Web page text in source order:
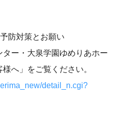
防対策とお願い
ター・大泉学園ゆめりあホー
へ」をご覧ください。
detail_n.cgi?